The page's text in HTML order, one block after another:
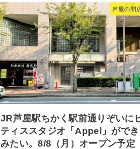
芦屋の開
JR芦屋駅ちかく駅前通りぞいに
ティススタジオ「Appel」がで
みたい。8/8（月）オープン予定